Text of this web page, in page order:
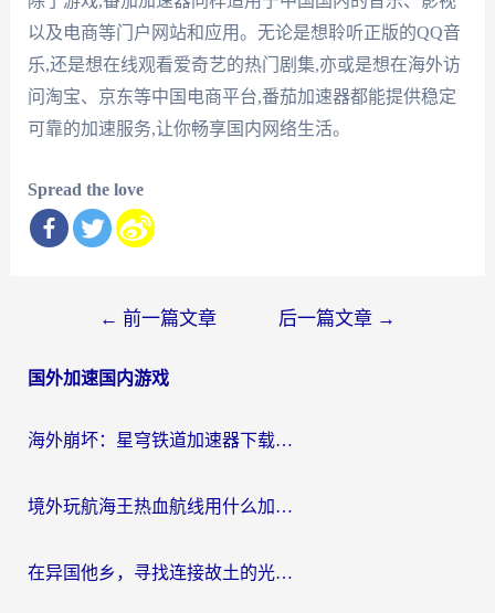
以及电商等门户网站和应用。无论是想聆听正版的QQ音
乐,还是想在线观看爱奇艺的热门剧集,亦或是想在海外访
问淘宝、京东等中国电商平台,番茄加速器都能提供稳定
可靠的加速服务,让你畅享国内网络生活。
Spread the love
导
← 前一篇文章 后一篇文章 →
国外加速国内游戏
海外崩坏：星穹铁道加速器下载安装：一份给游子的终极网络指南
境外玩航海王热血航线用什么加速器？2026海外玩家实测最优方案（附欧洲问道堡垒前线加速技巧）
在异国他乡，寻找连接故土的光明大陆免费加速器